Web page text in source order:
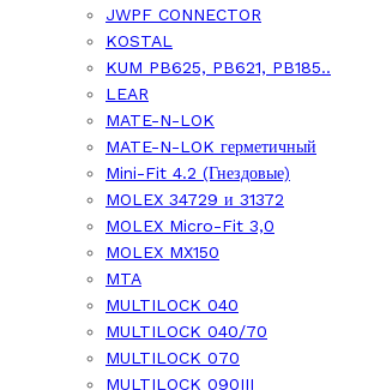
JWPF CONNECTOR
KOSTAL
KUM PB625, PB621, PB185..
LEAR
MATE-N-LOK
MATE-N-LOK герметичный
Mini-Fit 4.2 (Гнездовые)
MOLEX 34729 и 31372
MOLEX Micro-Fit 3,0
MOLEX MX150
MTA
MULTILOCK 040
MULTILOCK 040/70
MULTILOCK 070
MULTILOCK 090III